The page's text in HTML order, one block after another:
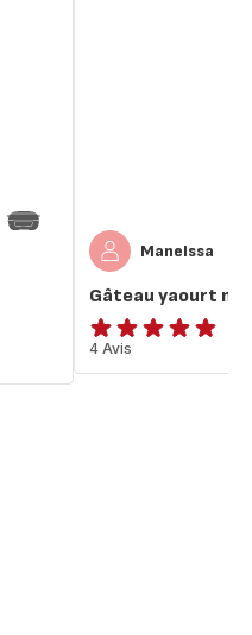
Manelssa
Gâteau yaourt
ratings.4.8
4 Avis